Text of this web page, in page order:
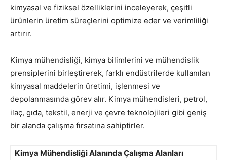
kimyasal ve fiziksel özelliklerini inceleyerek, çeşitli
ürünlerin üretim süreçlerini optimize eder ve verimliliği
artırır.
Kimya mühendisliği, kimya bilimlerini ve mühendislik
prensiplerini birleştirerek, farklı endüstrilerde kullanılan
kimyasal maddelerin üretimi, işlenmesi ve
depolanmasında görev alır. Kimya mühendisleri, petrol,
ilaç, gıda, tekstil, enerji ve çevre teknolojileri gibi geniş
bir alanda çalışma fırsatına sahiptirler.
Kimya Mühendisliği Alanında Çalışma Alanları